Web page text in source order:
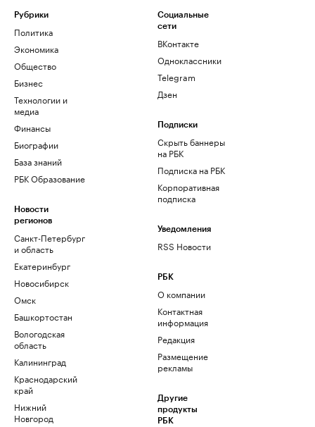
Рубрики
Политика
Экономика
Общество
Бизнес
Технологии и
медиа
Финансы
Биографии
База знаний
РБК Образование
Новости
регионов
Санкт-Петербург
и область
Екатеринбург
Новосибирск
Омск
Башкортостан
Вологодская
область
Калининград
Краснодарский
край
Нижний
Новгород
Социальные
сети
ВКонтакте
Одноклассники
Telegram
Дзен
Подписки
Скрыть баннеры
на РБК
Подписка на РБК
Корпоративная
подписка
Уведомления
RSS Новости
РБК
О компании
Контактная
информация
Редакция
Размещение
рекламы
Другие
продукты
РБК